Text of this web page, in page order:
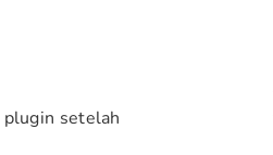
setelah